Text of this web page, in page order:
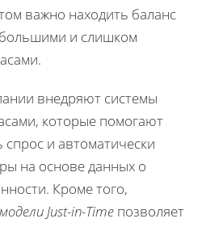
важно находить баланс
и слишком
внедряют системы
которые помогают
и автоматически
на основе данных о
Кроме того,
модели Just-in-Time позволяет